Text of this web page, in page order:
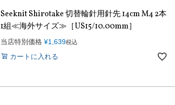
Seeknit Shirotake 切替輪針用針先 14cm M4 2本
1組≪海外サイズ≫［US15/10.00mm］
当店特別価格 ¥1,639税込
カートに入れる